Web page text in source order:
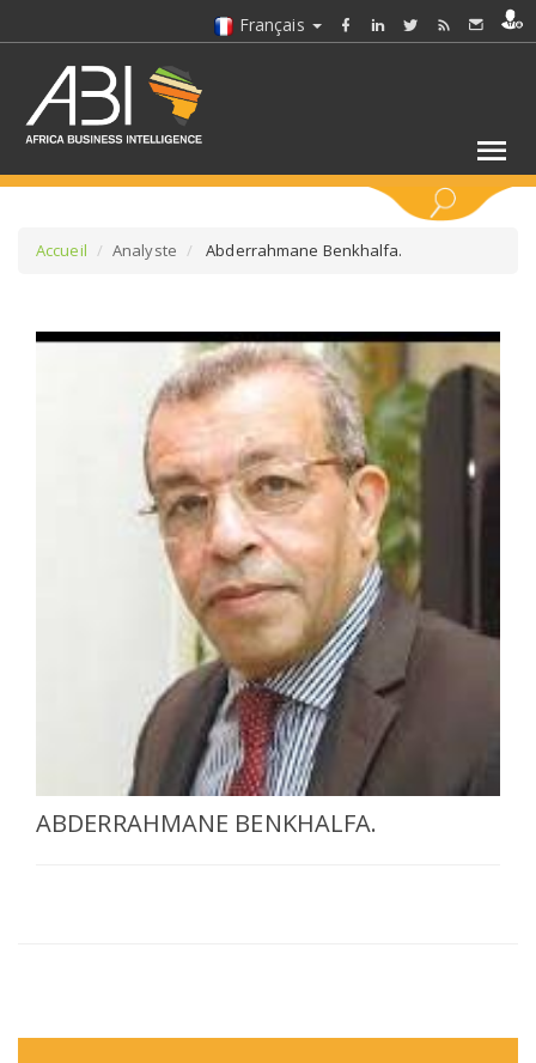
Français
SÉLECTIONNEZ UN DOSSIER
SELECTIONNEZ UNE SECTION
SÉLECTIONNEZ UNE CATÉGORIE
SÉLECTIONNEZ UN/DES PAYS
Accueil Analyste Abderrahmane Benkhalfa.
ABDERRAHMANE BENKHALFA.